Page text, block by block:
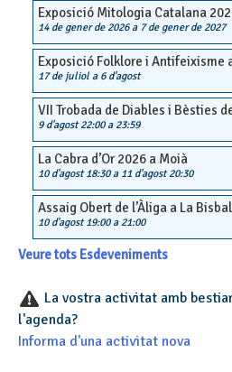
Exposició Mitologia Catalana
14 de gener de 2026a 7 de gener de 2027
Exposició Folklore i Antifeixisme
17 de juliola 6 d'agost
VII Trobada de Diables i Bèsties
9 d'agost 22:00a 23:59
La Cabra d’Or 2026 a Moià
10 d'agost 18:30a 11 d'agost 20:30
Assaig Obert de l’Àliga a La
10 d'agost 19:00a 21:00
Veure tots Esdeveniments
La vostra activitat amb
l'agenda?
Informa d'una activitat nova